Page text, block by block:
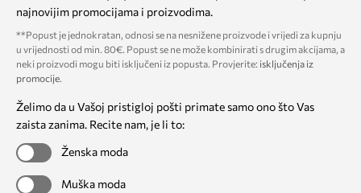
najnovijim promocijama i proizvodima.
**Popust je jednokratan, odnosi se na nesnižene proizvode i vrijedi za kupnju
u vrijednosti od min. 80€. Popust se ne može kombinirati s drugim akcijama, a
neki proizvodi mogu biti isključeni iz popusta. Provjerite: isključenja iz
promocije.
Želimo da u Vašoj pristigloj pošti primate samo ono što Vas
zaista zanima. Recite nam, je li to:
Ženska moda
Muška moda